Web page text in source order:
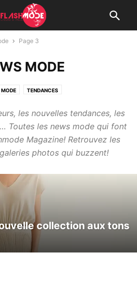
Page 3
MODE
MODE TENDANCES
les nouvelles tendances, les
Toutes les news mode qui font
Magazine! Retrouvez les
photos qui buzzent!
collection aux tons